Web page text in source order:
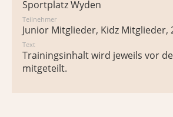
Sportplatz Wyden
Teilnehmer
Junior Mitglieder, Kidz Mitglieder,
Text
Trainingsinhalt wird jeweils vor
mitgeteilt.